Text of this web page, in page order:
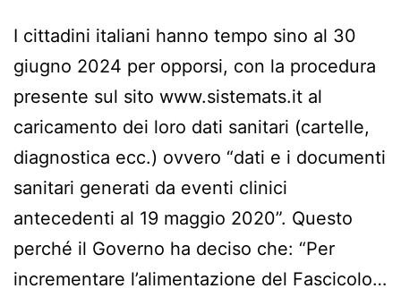
I cittadini italiani hanno tempo sino al 30
giugno 2024 per opporsi, con la procedura
presente sul sito www.sistemats.it al
caricamento dei loro dati sanitari (cartelle,
diagnostica ecc.) ovvero “dati e i documenti
sanitari generati da eventi clinici
antecedenti al 19 maggio 2020”. Questo
perché il Governo ha deciso che: “Per
incrementare l’alimentazione del Fascicolo…